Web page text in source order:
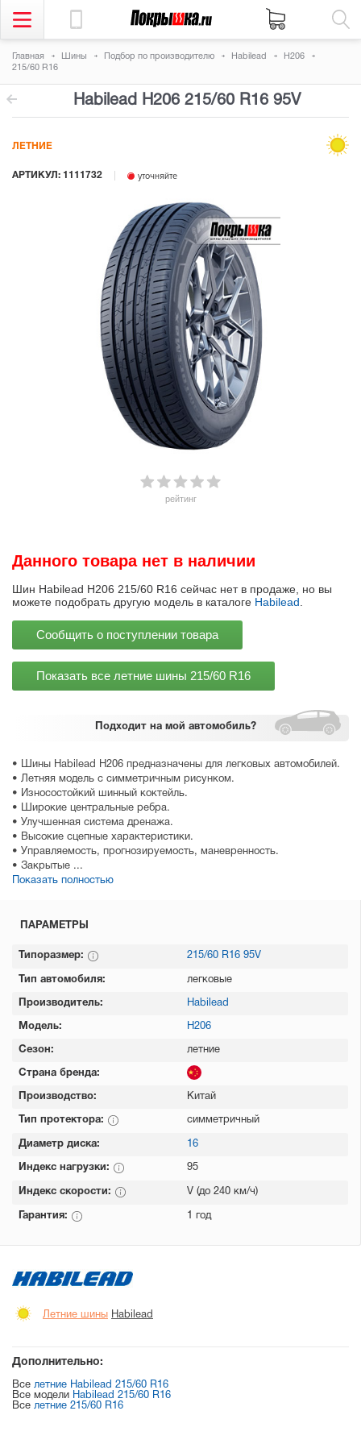
Главная Шины Подбор по производителю Habilead
H206
215/60 R16
Habilead H206 215/60 R16 95V
рейтинг
АРТИКУЛ: 1111732 уточняйте
ЛЕТНИЕ
Подходит на мой автомобиль?
• Шины Habilead H206 предназначены для легковых автомобилей.
• Летняя модель с симметричным рисунком.
• Износостойкий шинный коктейль.
• Широкие центральные ребра.
• Улучшенная система дренажа.
• Высокие сцепные характеристики.
• Управляемость, прогнозируемость, маневренность.
• Закрытые ...
Показать полностью
Данного товара нет в наличии
Шин Habilead H206 215/60 R16 сейчас нет в продаже, но вы
можете подобрать другую модель в каталоге Habilead
Сообщить о поступлении товара
Показать все летние шины 215/60 R16
ПАРАМЕТРЫ
Типоразмер: 215/60 R16 95V
Тип автомобиля: легковые
Производитель: Habilead
Модель: H206
Сезон: летние
Страна бренда:
Производство: Китай
Тип протектора: симметричный
Диаметр диска: 16
Индекс нагрузки: 95
Индекс скорости: V (до 240 км/ч)
Гарантия: 1 год
Летние шины Habilead
Дополнительно:
Все летние Habilead 215/60 R16
Все модели Habilead 215/60 R16
Все летние 215/60 R16